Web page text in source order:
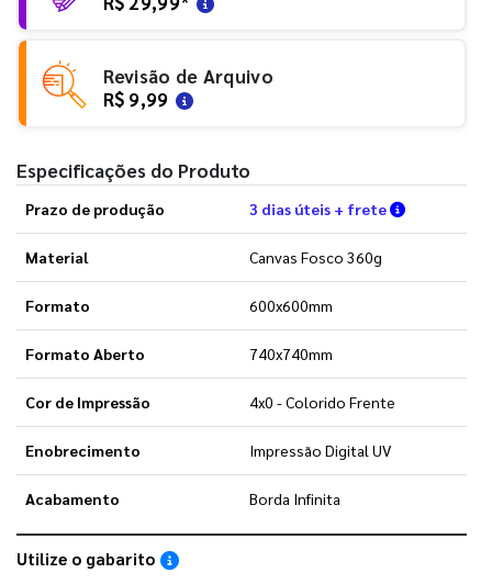
Revisão de Arquivo
R$ 9,99
Especificações do Produto
Prazo de produção 3 dias úteis + frete Verifique
Material Canvas Fosco 360g
Formato 600x600mm
Formato Aberto 740x740mm
Cor de Impressão 4x0 - Colorido Frente
Enobrecimento Impressão Digital UV
Acabamento Borda Infinita
Utilize o gabarito Saiba como utilizar os nossos gabaritos